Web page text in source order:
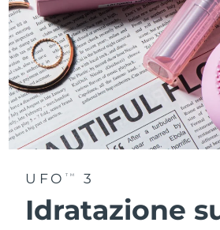
UFO TM 3
Idratazione